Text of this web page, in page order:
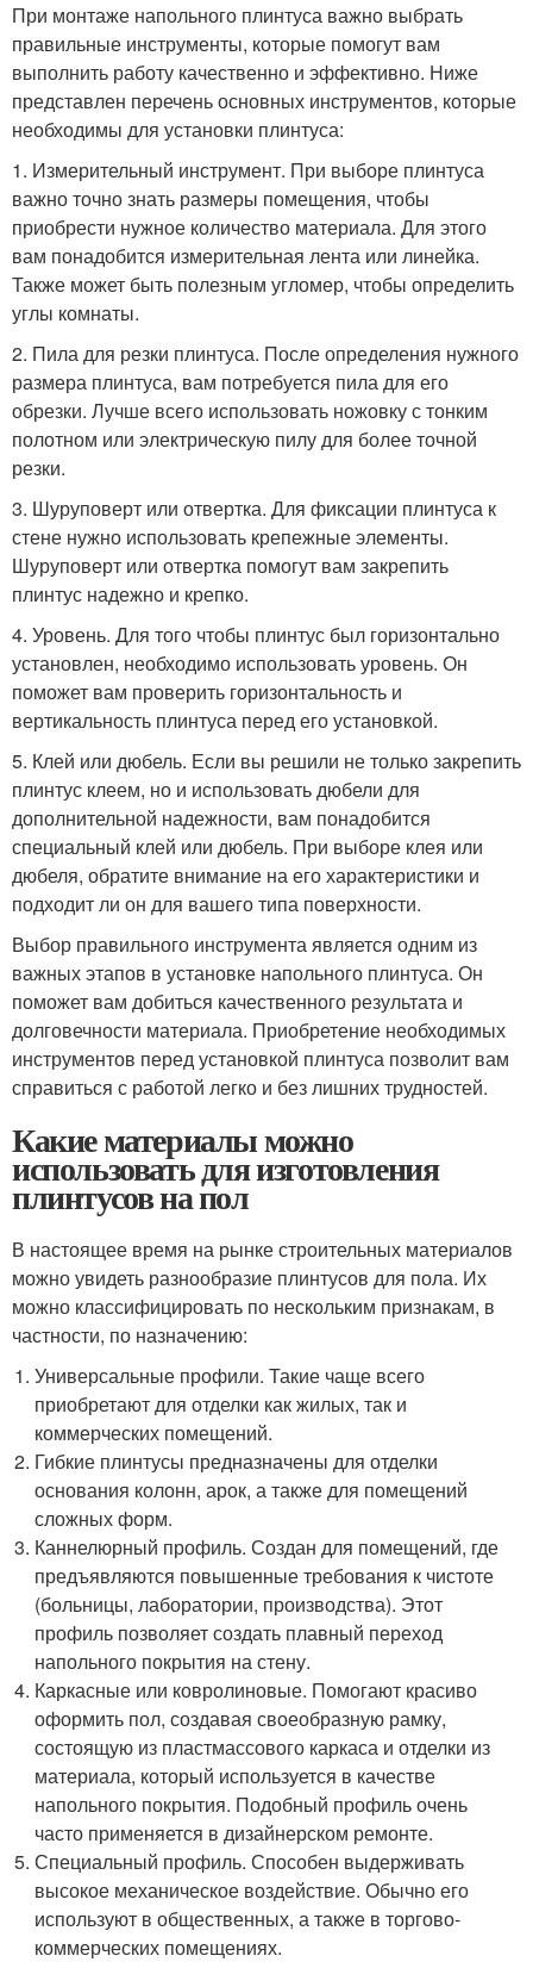
При монтаже напольного плинтуса важно выбрать
правильные инструменты, которые помогут вам
выполнить работу качественно и эффективно. Ниже
представлен перечень основных инструментов, которые
необходимы для установки плинтуса:
1. Измерительный инструмент. При выборе плинтуса
важно точно знать размеры помещения, чтобы
приобрести нужное количество материала. Для этого
вам понадобится измерительная лента или линейка.
Также может быть полезным угломер, чтобы определить
углы комнаты.
2. Пила для резки плинтуса. После определения нужного
размера плинтуса, вам потребуется пила для его
обрезки. Лучше всего использовать ножовку с тонким
полотном или электрическую пилу для более точной
резки.
3. Шуруповерт или отвертка. Для фиксации плинтуса к
стене нужно использовать крепежные элементы.
Шуруповерт или отвертка помогут вам закрепить
плинтус надежно и крепко.
4. Уровень. Для того чтобы плинтус был горизонтально
установлен, необходимо использовать уровень. Он
поможет вам проверить горизонтальность и
вертикальность плинтуса перед его установкой.
5. Клей или дюбель. Если вы решили не только закрепить
плинтус клеем, но и использовать дюбели для
дополнительной надежности, вам понадобится
специальный клей или дюбель. При выборе клея или
дюбеля, обратите внимание на его характеристики и
подходит ли он для вашего типа поверхности.
Выбор правильного инструмента является одним из
важных этапов в установке напольного плинтуса. Он
поможет вам добиться качественного результата и
долговечности материала. Приобретение необходимых
инструментов перед установкой плинтуса позволит вам
справиться с работой легко и без лишних трудностей.
Какие материалы можно
использовать для изготовления
плинтусов на пол
В настоящее время на рынке строительных материалов
можно увидеть разнообразие плинтусов для пола. Их
можно классифицировать по нескольким признакам, в
частности, по назначению:
Универсальные профили. Такие чаще всего
приобретают для отделки как жилых, так и
коммерческих помещений.
Гибкие плинтусы предназначены для отделки
основания колонн, арок, а также для помещений
сложных форм.
Каннелюрный профиль. Создан для помещений, где
предъявляются повышенные требования к чистоте
(больницы, лаборатории, производства). Этот
профиль позволяет создать плавный переход
напольного покрытия на стену.
Каркасные или ковролиновые. Помогают красиво
оформить пол, создавая своеобразную рамку,
состоящую из пластмассового каркаса и отделки из
материала, который используется в качестве
напольного покрытия. Подобный профиль очень
часто применяется в дизайнерском ремонте.
Специальный профиль. Способен выдерживать
высокое механическое воздействие. Обычно его
используют в общественных, а также в торгово-
коммерческих помещениях.